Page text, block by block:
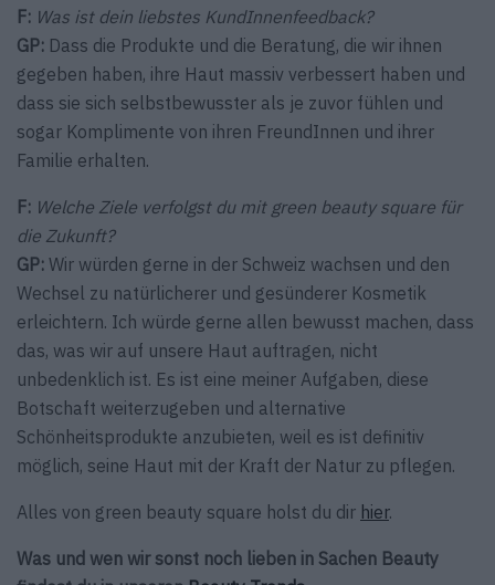
F: Was ist dein liebstes KundInnenfeedback?
GP: Dass die Produkte und die Beratung, die wir ihnen
gegeben haben, ihre Haut massiv verbessert haben und
dass sie sich selbstbewusster als je zuvor fühlen und
sogar Komplimente von ihren FreundInnen und ihrer
Familie erhalten.
F: Welche Ziele verfolgst du mit green beauty square für
die Zukunft?
GP: Wir würden gerne in der Schweiz wachsen und den
Wechsel zu natürlicherer und gesünderer Kosmetik
erleichtern. Ich würde gerne allen bewusst machen, dass
das, was wir auf unsere Haut auftragen, nicht
unbedenklich ist. Es ist eine meiner Aufgaben, diese
Botschaft weiterzugeben und alternative
Schönheitsprodukte anzubieten, weil es ist definitiv
möglich, seine Haut mit der Kraft der Natur zu pflegen.
Alles von green beauty square holst du dir hier.
Was und wen wir sonst noch lieben in Sachen Beauty